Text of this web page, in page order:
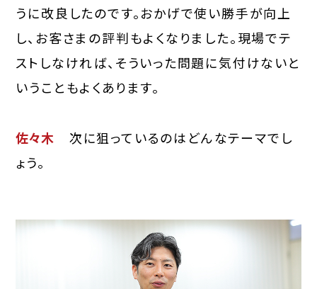
うに改良したのです。おかげで使い勝手が向上
し、お客さまの評判もよくなりました。現場でテ
ストしなければ、そういった問題に気付けないと
いうこともよくあります。
佐々木
次に狙っているのはどんなテーマでし
ょう。